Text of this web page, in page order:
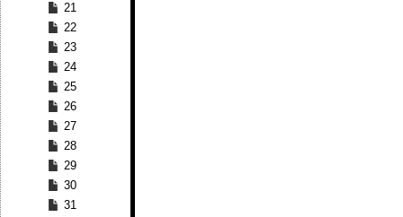
21
22
23
24
25
26
27
28
29
30
31